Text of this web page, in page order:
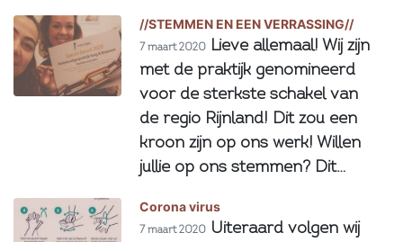
//STEMMEN EN EEN VERRASSING//
7 maart 2020 Lieve allemaal! Wij zijn
met de praktijk genomineerd
voor de sterkste schakel van
de regio Rijnland! Dit zou een
kroon zijn op ons werk! Willen
jullie op ons stemmen? Dit…
Corona virus
7 maart 2020 Uiteraard volgen wij